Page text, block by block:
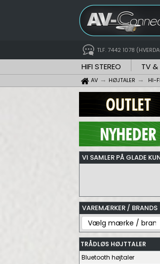
TLF. 7442 1078
HIFI STEREO TV &
AV HØJTALER HI-
VI SAMLER PÅ GLADE
VAREMÆRKER / BRANDS
TRÅDLØS HØJTTALER
Bluetooth højtaler